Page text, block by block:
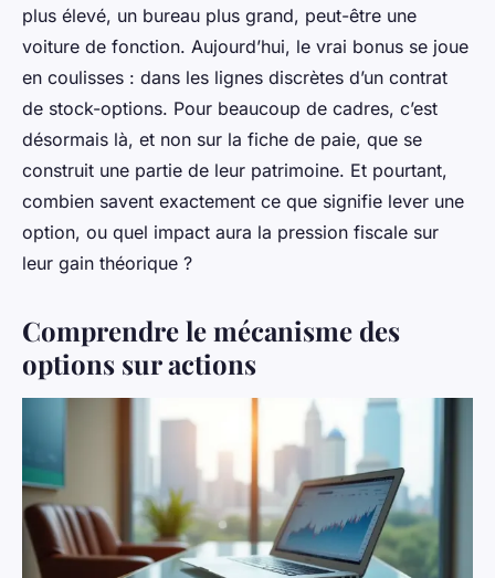
plus élevé, un bureau plus grand, peut-être une
voiture de fonction. Aujourd’hui, le vrai bonus se joue
en coulisses : dans les lignes discrètes d’un contrat
de stock-options. Pour beaucoup de cadres, c’est
désormais là, et non sur la fiche de paie, que se
construit une partie de leur patrimoine. Et pourtant,
combien savent exactement ce que signifie lever une
option, ou quel impact aura la pression fiscale sur
leur gain théorique ?
Comprendre le mécanisme des
options sur actions